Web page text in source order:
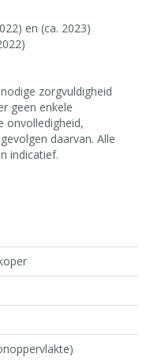
en (ca. 2023)
zorgvuldigheid
geen enkele
onvolledigheid,
daarvan. Alle
indicatief.